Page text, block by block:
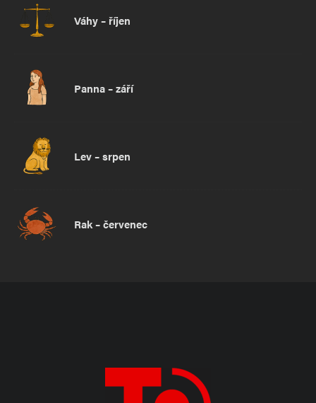
Váhy – říjen
Panna – září
Lev – srpen
Rak – červenec